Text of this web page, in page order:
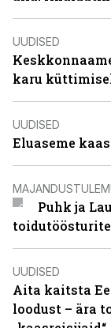
UUDISED
karu
UUDISED
Eluaseme
Puhk ja
UUDISED
Aita kaitsta
loodust – ära